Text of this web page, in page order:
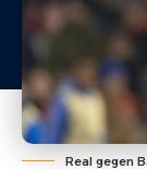
Real gegen